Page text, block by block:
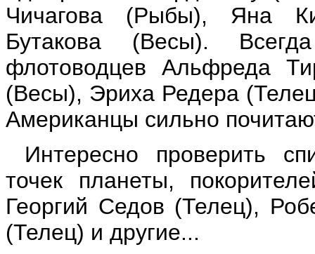
Чичагова (Рыбы), Яна
Бутакова (Весы).
флотоводцев Альфреда
(Весы), Эриха Редера
Американцы сильно
Интересно проверить
точек планеты,
Георгий Седов (Телец),
(Телец) и другие...